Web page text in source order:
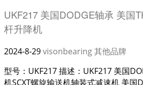
UKF217 美国DODGE轴承 美国
杆升降机
2024-8-29visonbearing其他品牌
型号：UKF217 描述：UKF217 美国
机SCXT螺旋输送机轴装式减速机 美国